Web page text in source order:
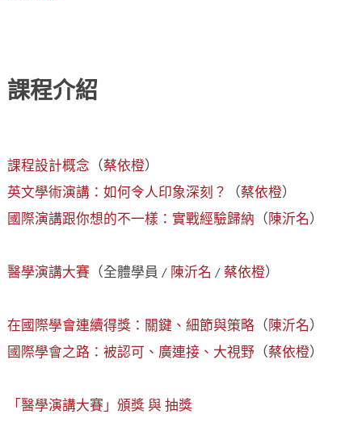
課程介紹
課程設計概念 （蔡依橙）
英文學術演講：如何令人印象深刻？
（蔡依橙）
國際演講跟你想的不一樣：實戰經驗歸納
（ 陳沂名）
醫學演講大賽 （全體學員 / 陳沂名 / 蔡依橙）
在國際學會連續得獎：關鍵、細節與策略 （ 陳沂名）
國際學會之路：被認可、廣連接、大視野 （蔡依橙）
「醫學演講大賽」頒獎 與 抽獎